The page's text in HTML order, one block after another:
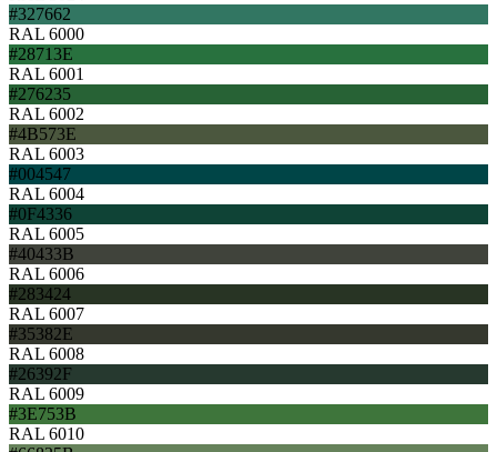
#327662
RAL 6000
#28713E
RAL 6001
#276235
RAL 6002
#4B573E
RAL 6003
#004547
RAL 6004
#0F4336
RAL 6005
#40433B
RAL 6006
#283424
RAL 6007
#35382E
RAL 6008
#26392F
RAL 6009
#3E753B
RAL 6010